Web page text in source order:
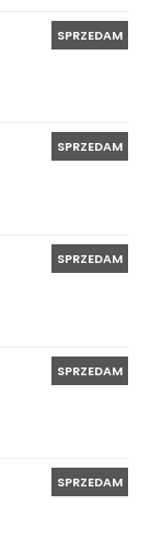
SPRZEDAM
SPRZEDAM
SPRZEDAM
SPRZEDAM
SPRZEDAM